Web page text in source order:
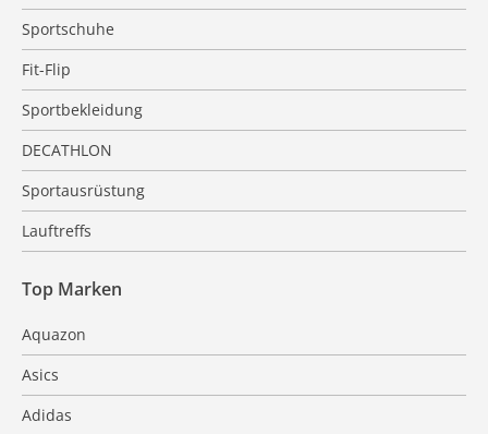
Sportschuhe
Fit-Flip
Sportbekleidung
DECATHLON
Sportausrüstung
Lauftreffs
Top Marken
Aquazon
Asics
Adidas